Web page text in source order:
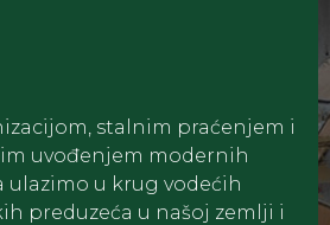
stalnim praćenjem i
uvođenjem modernih
u krug vodećih
preduzeća u našoj zemlji i